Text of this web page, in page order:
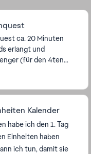
ca. 20 Minuten
erlangt und
(für den 4ten
15 Jedi Leia
Kalender
habe ich den 1. Tag
Einheiten haben
ich tun, damit sie